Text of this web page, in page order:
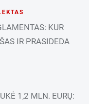
KUR
IR PRASIDEDA
1,2 MLN. EURŲ: